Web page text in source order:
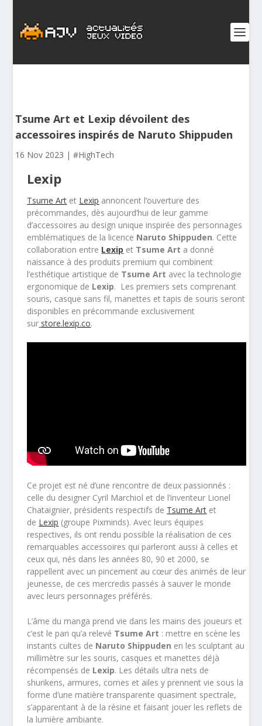
Tsume Art et Lexip dévoilent des
accessoires inspirés de Naruto Shippuden
16 Nov 2023 |#HighTech
Lexip
Tsume Art et Lexip annoncent l’ouverture des
précommandes, dès aujourd’hui de leur gamme
d’accessoires au design unique inspirée des personnages
emblématiques de la licence Naruto Shippuden. Cette
collaboration entre Lexip et Tsume Art a donné
naissance à des produits premium qui combinent
l’esthétique artistique de Tsume Art avec la technologie
ergonomique de Lexip. Les premiers sets comprenant
souris, casque sans fil, manettes et tapis de souris seront
disponibles en précommande exclusivement
sur store.lexip.co.
Ce projet est né d’une rencontre de deux passionnés :
celle du designer Cyril Marchiol et de l’inventeur Lionel
Chataignier, présidents respectifs de Tsume Art et
de Lexip (groupe Pixminds). Avec leurs équipes
respectives, ils ont rendu possible la réalisation de ces
remarquables accessoires qui parleront aussi à celles et
ceux qui, nés dans les années 80, 90 et 2000, se
rappellent avec un pincement au cœur des animés de leur
jeunesse, de ces mercredis passés à sauver le monde
avec leurs personnages préférés.
L’âme du manga prend vie dans les mains des joueurs et
c’est le pari qu’a relevé Tsume Art : mettre en scène les
instants cultes de Naruto Shippuden en les sculptant au
millimètre sur les souris, casques et manettes déjà
récompensés de Lexip. Les détails ultra nets de
shurikens, armures, cornes et ailes y prennent vie sous la
forme d’une matière transparente quasiment spectrale,
s’apparentant à de la résine et faisant jouer les reflets de
la lumière ambiante.